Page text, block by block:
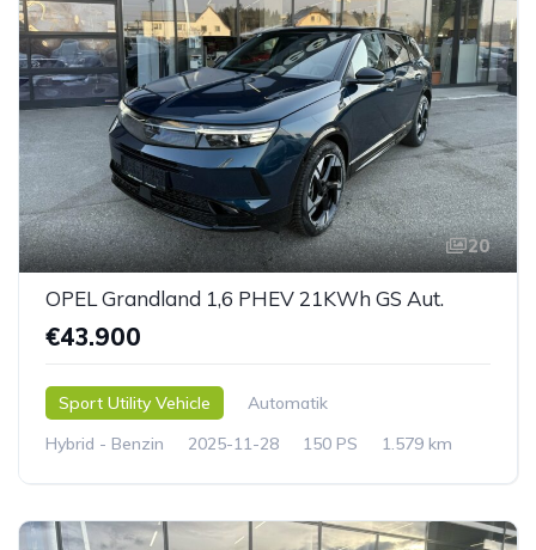
20
OPEL Grandland 1,6 PHEV 21KWh GS Aut.
€43.900
Sport Utility Vehicle
Automatik
Hybrid - Benzin
2025-11-28 150 PS 1.579 km